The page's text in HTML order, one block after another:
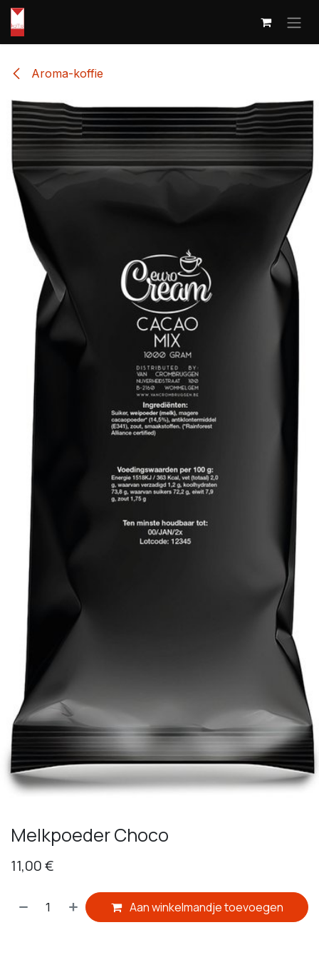
Overslaan naar inhoud
Aroma-koffie
Melkpoeder Choco
11,00€
Aan winkelmandje toevoegen